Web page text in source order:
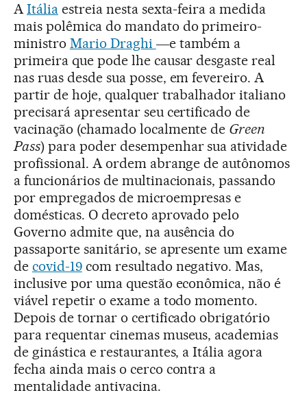
AItáliaestreia nesta sexta-feira a medida
mais polêmica do mandato do primeiro-
ministro Mario Draghi―e também a
primeira que pode lhe causar desgaste real
nas ruas desde sua posse, em fevereiro. A
partir de hoje, qualquer trabalhador italiano
precisará apresentar seu certificado de
vacinação (chamado localmente de Green
Pass) para poder desempenhar sua atividade
profissional. A ordem abrange de autônomos
a funcionários de multinacionais, passando
por empregados de microempresas e
domésticas. O decreto aprovado pelo
Governo admite que, na ausência do
passaporte sanitário, se apresente um exame
de covid-19com resultado negativo. Mas,
inclusive por uma questão econômica, não é
viável repetir o exame a todo momento.
Depois de tornar o certificado obrigatório
para requentar cinemas museus, academias
de ginástica e restaurantes, a Itália agora
fecha ainda mais o cerco contra a
mentalidade antivacina.